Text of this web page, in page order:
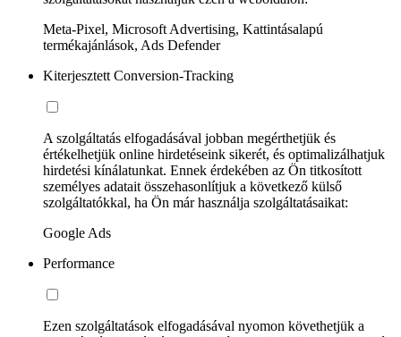
Meta-Pixel, Microsoft Advertising, Kattintásalapú
termékajánlások, Ads Defender
Kiterjesztett Conversion-Tracking
A szolgáltatás elfogadásával jobban megérthetjük és
értékelhetjük online hirdetéseink sikerét, és optimalizálhatjuk
hirdetési kínálatunkat. Ennek érdekében az Ön titkosított
személyes adatait összehasonlítjuk a következő külső
szolgáltatókkal, ha Ön már használja szolgáltatásaikat:
Google Ads
Performance
Ezen szolgáltatások elfogadásával nyomon követhetjük a